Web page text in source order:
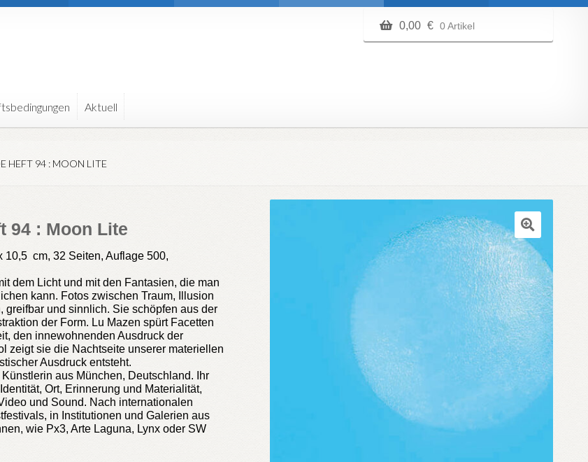
0,00 € 0 Artikel
Aktuell
HEFT 94 : MOON LITE
🔍
94 : Moon Lite
10,5 cm, 32 Seiten, Auflage 500,
dem Licht und mit den Fantasien, die man
kann. Fotos zwischen Traum, Illusion
greifbar und sinnlich. Sie schöpfen aus der
der Form. Lu Mazen spürt Facetten
den innewohnenden Ausdruck der
zeigt sie die Nachtseite unserer materiellen
Ausdruck entsteht.
aus München, Deutschland. Ihr
Ort, Erinnerung und Materialität,
und Sound. Nach internationalen
in Institutionen und Galerien aus
wie Px3, Arte Laguna, Lynx oder SW